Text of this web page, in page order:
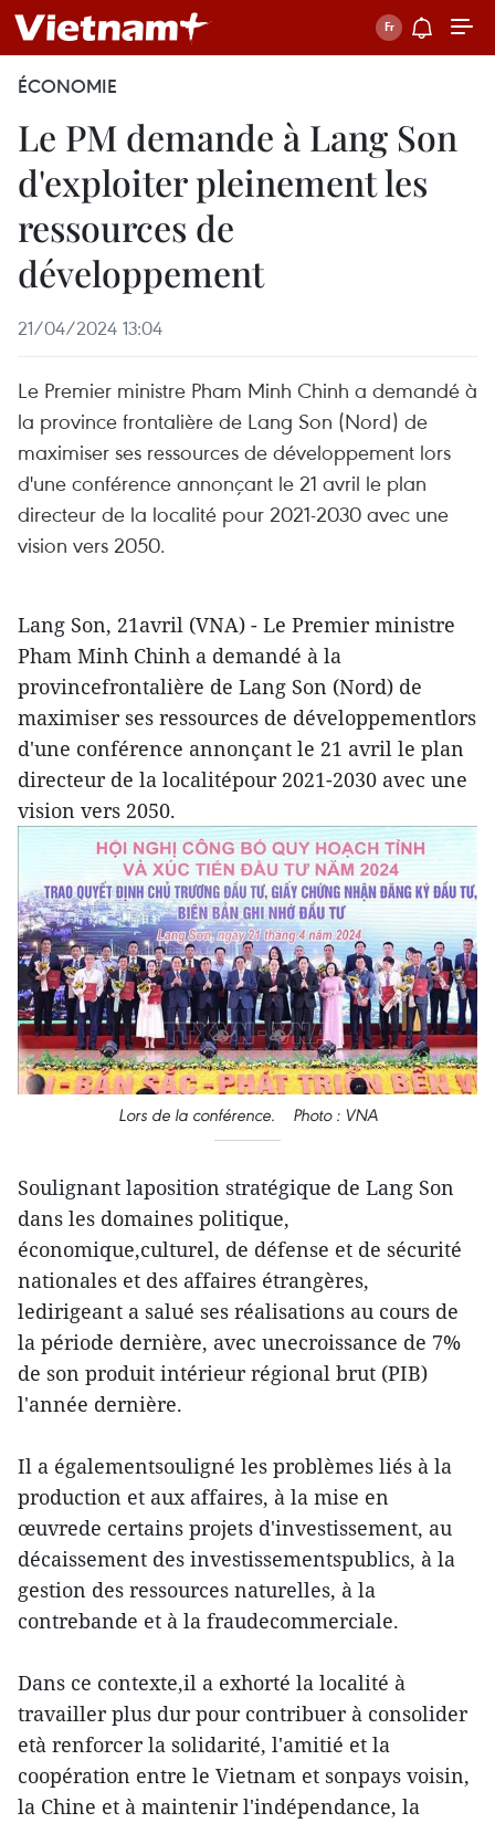
ÉCONOMIE
Le PM demande à Lang Son
d'exploiter pleinement les
ressources de
développement
21/04/2024 13:04
Le Premier ministre Pham Minh Chinh a demandé à
la province frontalière de Lang Son (Nord) de
maximiser ses ressources de développement lors
d'une conférence annonçant le 21 avril le plan
directeur de la localité pour 2021-2030 avec une
vision vers 2050.
Lang Son, 21avril (VNA) - Le Premier ministre
Pham Minh Chinh a demandé à la
provincefrontalière de Lang Son (Nord) de
maximiser ses ressources de développementlors
d'une conférence annonçant le 21 avril le plan
directeur de la localitépour 2021-2030 avec une
vision vers 2050.
Lors de la conférence. Photo : VNA
Soulignant laposition stratégique de Lang Son
dans les domaines politique,
économique,culturel, de défense et de sécurité
nationales et des affaires étrangères,
ledirigeant a salué ses réalisations au cours de
la période dernière, avec unecroissance de 7%
de son produit intérieur régional brut (PIB)
l'année dernière.
Il a égalementsouligné les problèmes liés à la
production et aux affaires, à la mise en
œuvrede certains projets d'investissement, au
décaissement des investissementspublics, à la
gestion des ressources naturelles, à la
contrebande et à la fraudecommerciale.
Dans ce contexte,il a exhorté la localité à
travailler plus dur pour contribuer à consolider
età renforcer la solidarité, l'amitié et la
coopération entre le Vietnam et sonpays voisin,
la Chine et à maintenir l'indépendance, la